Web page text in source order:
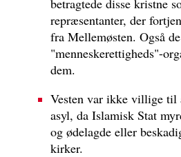
repræsentanter, der
fra Mellemøsten. Også
"menneskerettigheds"-
dem.
Vesten var ikke villige til
asyl, da Islamisk Stat
og ødelagde eller
kirker.